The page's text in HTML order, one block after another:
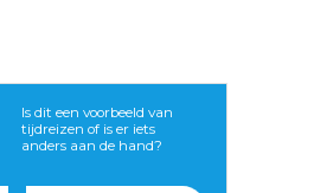
Is dit een voorbeeld van
tijdreizen of is er iets
anders aan de hand?